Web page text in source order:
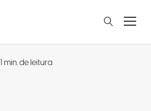
1 min. de leitura